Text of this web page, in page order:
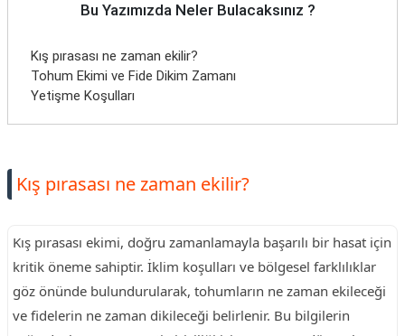
Bu Yazımızda Neler Bulacaksınız ?
Kış pırasası ne zaman ekilir?
Tohum Ekimi ve Fide Dikim Zamanı
Yetişme Koşulları
Kış pırasası ne zaman ekilir?
Kış pırasası ekimi, doğru zamanlamayla başarılı bir hasat için
kritik öneme sahiptir. İklim koşulları ve bölgesel farklılıklar
göz önünde bulundurularak, tohumların ne zaman ekileceği
ve fidelerin ne zaman dikileceği belirlenir. Bu bilgilerin